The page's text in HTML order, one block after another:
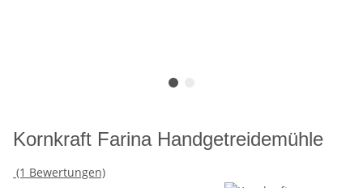
Kornkraft Farina Handgetreidemühle
(1 Bewertungen)